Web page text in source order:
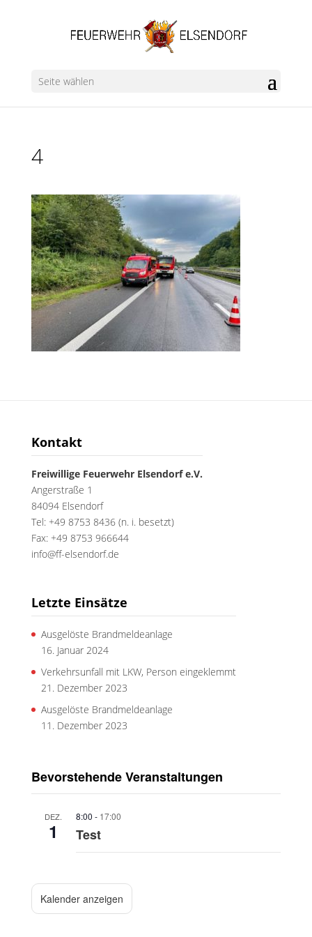
Seite wählen
4
Kontakt
Freiwillige Feuerwehr Elsendorf e.V.
Angerstraße 1
84094 Elsendorf
Tel: +49 8753 8436 (n. i. besetzt)
Fax: +49 8753 966644
info@ff-elsendorf.de
Letzte Einsätze
Ausgelöste Brandmeldeanlage
16. Januar 2024
Verkehrsunfall mit LKW, Person eingeklemmt
21. Dezember 2023
Ausgelöste Brandmeldeanlage
11. Dezember 2023
Bevorstehende Veranstaltungen
DEZ.
1
8:00 - 17:00
Test
Kalender anzeigen